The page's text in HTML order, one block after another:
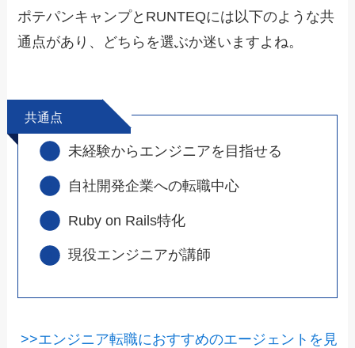
ポテパンキャンプとRUNTEQには以下のような共
通点があり、どちらを選ぶか迷いますよね。
共通点
未経験からエンジニアを目指せる
自社開発企業への転職中心
Ruby on Rails特化
現役エンジニアが講師
>>エンジニア転職におすすめのエージェントを見